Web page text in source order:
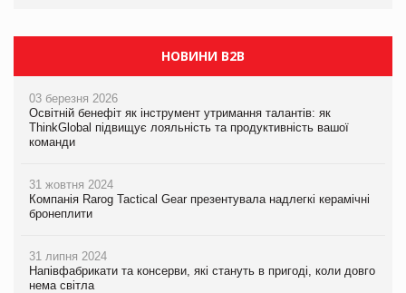
НОВИНИ B2B
03 березня 2026
Освітній бенефіт як інструмент утримання талантів: як
ThinkGlobal підвищує лояльність та продуктивність вашої
команди
31 жовтня 2024
Компанія Rarog Tactical Gear презентувала надлегкі керамічні
бронеплити
31 липня 2024
Напівфабрикати та консерви, які стануть в пригоді, коли довго
нема світла